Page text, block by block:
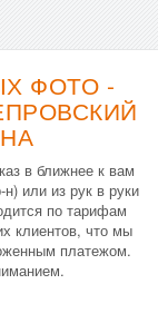
ФОТО -
в ближнее к вам
или из рук в руки
по тарифам
клиентов, что мы
платежом.